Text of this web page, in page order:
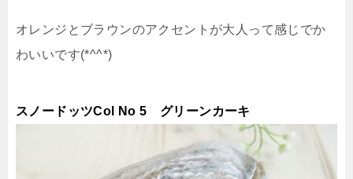
オレンジとブラウンのアクセントが大人って感じでか
わいいです(*^^*)
スノードッツCol No 5 グリーンカーキ